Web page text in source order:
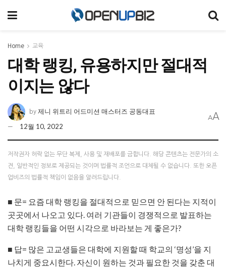
Home 교육
대학 랭킹, 유용하지만 절대적
이지는 않다
by 제니 위트리 어드미션 매스터즈 공동대표
12월 10, 2022
AA
저작권자 허락 없는 무단 복제, 사용 및 재배포를 금합니다. 해당 콘텐츠는 전문가의 소
견, 일반적인 정보로 제공되는 것이며 법률적 조언으로 대체될 수 없습니다. 또한 오픈
업비즈의 법률적 책임이 없음을 알려드립니다.
■ 문= 요즘 대학 랭킹을 절대적으로 믿으면 안 된다는 지적이
곳곳에서 나오고 있다. 여러 기관들이 경쟁적으로 발표하는
대학 랭킹들을 어떤 시각으로 바라보는 게 좋은가?
■ 답= 많은 고교생들은 대학에 지원할 때 학교의 ‘명성’을 지
나치게 중요시한다. 자신이 원하는 것과 필요한 것을 갖춘 대